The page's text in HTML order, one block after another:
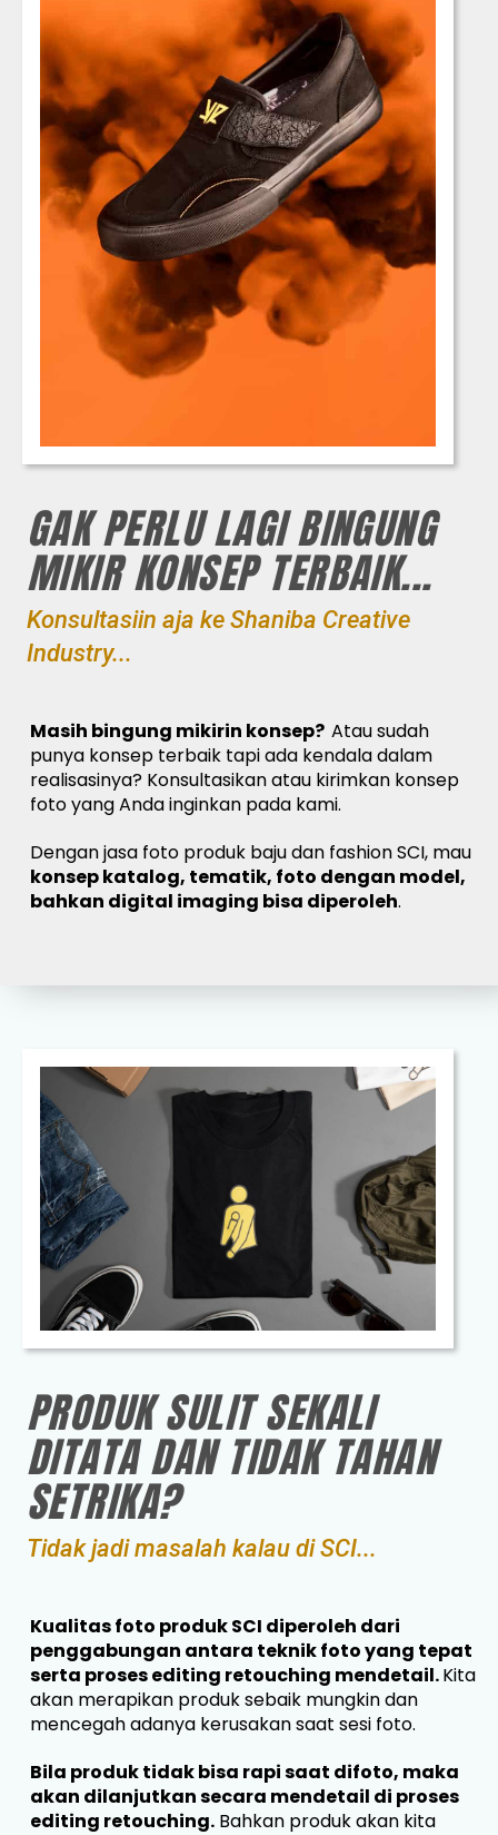
GAK PERLU LAGI BINGUNG
MIKIR KONSEP TERBAIK...
Konsultasiin aja ke Shaniba Creative
Industry...
Masih bingung mikirin konsep?Atau sudah
punya konsep terbaik tapi ada kendala dalam
realisasinya? Konsultasikan atau kirimkan konsep
foto yang Anda inginkan pada kami.
Dengan jasa foto produk baju dan fashion SCI, mau
konsep katalog, tematik, foto dengan model,
bahkan digital imaging bisa diperoleh.
PRODUK SULIT SEKALI
DITATA DAN TIDAK TAHAN
SETRIKA?
Tidak jadi masalah kalau di SCI...
Kualitas foto produk SCI diperoleh dari
penggabungan antara teknik foto yang tepat
serta proses editing retouching mendetail.Kita
akan merapikan produk sebaik mungkin dan
mencegah adanya kerusakan saat sesi foto.
Bila produk tidak bisa rapi saat difoto, maka
akan dilanjutkan secara mendetail di proses
editing retouching. Bahkan produk akan kita